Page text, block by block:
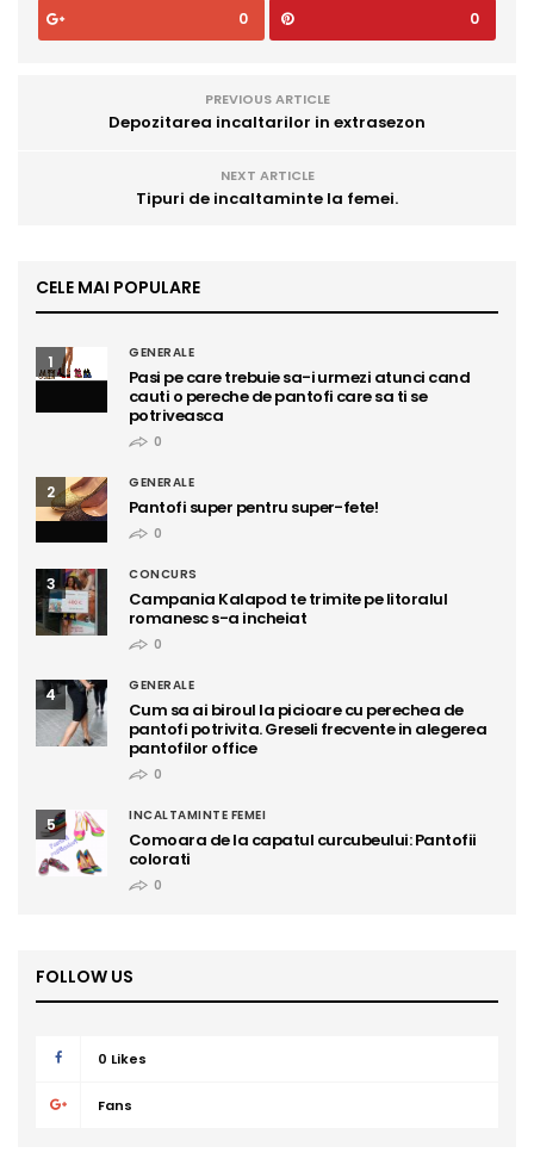
0 0
PREVIOUS ARTICLE
Depozitarea incaltarilor in extrasezon
NEXT ARTICLE
Tipuri de incaltaminte la femei.
CELE MAI POPULARE
1 GENERALE
Pasi pe care trebuie sa-i urmezi atunci cand
cauti o pereche de pantofi care sa ti se
potriveasca
0
2 GENERALE
Pantofi super pentru super-fete!
0
3 CONCURS
Campania Kalapod te trimite pe litoralul
romanesc s-a incheiat
0
4 GENERALE
Cum sa ai biroul la picioare cu perechea de
pantofi potrivita. Greseli frecvente in alegerea
pantofilor office
0
5 INCALTAMINTE FEMEI
Comoara de la capatul curcubeului: Pantofii
colorati
0
FOLLOW US
0 Likes
Fans